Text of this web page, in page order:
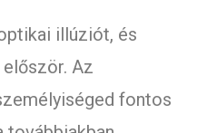
illúziót, és
Az
fontos